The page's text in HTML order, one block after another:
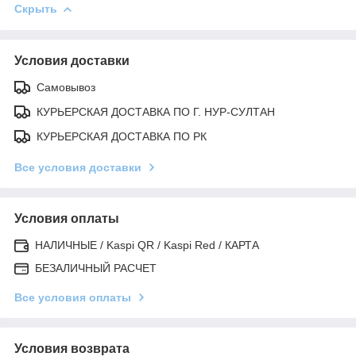
Скрыть
Условия доставки
Самовывоз
КУРЬЕРСКАЯ ДОСТАВКА ПО Г. НУР-СУЛТАН
КУРЬЕРСКАЯ ДОСТАВКА ПО РК
Все условия доставки
Условия оплаты
НАЛИЧНЫЕ / Kaspi QR / Kaspi Red / КАРТА
БЕЗАЛИЧНЫЙ РАСЧЕТ
Все условия оплаты
Условия возврата